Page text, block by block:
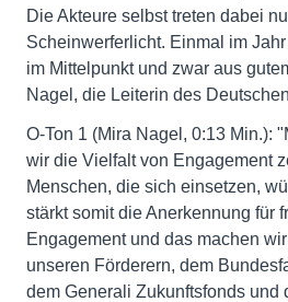
Die Akteure selbst treten dabei
Scheinwerferlicht. Einmal im
im Mittelpunkt und zwar aus
Nagel, die Leiterin des
O-Ton 1 (Mira Nagel, 0:13 Min.):
wir die Vielfalt von Engagement
Menschen, die sich einsetzen,
stärkt somit die Anerkennung für
Engagement und das machen
unseren Förderern, dem
dem Generali Zukunftsfonds und